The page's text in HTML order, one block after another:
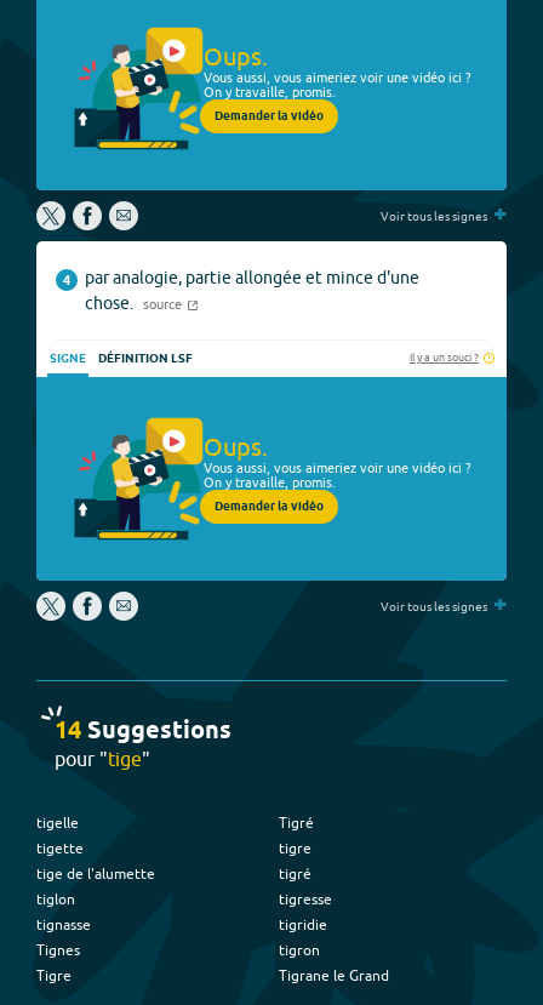
Oups.
Vous aussi, vous aimeriez voir une vidéo ici ?
On y travaille, promis.
Demander la vidéo
Voir tous les signes +
4
par analogie, partie allongée et mince d'une
chose.
source
SIGNE DÉFINITION LSF Il y a un souci ?
Oups.
Vous aussi, vous aimeriez voir une vidéo ici ?
On y travaille, promis.
Demander la vidéo
Voir tous les signes +
14Suggestions
pour "tige"
tigelle
tigette
tige de l'alumette
tiglon
tignasse
Tignes
Tigre
Tigré
tigre
tigré
tigresse
tigridie
tigron
Tigrane le Grand